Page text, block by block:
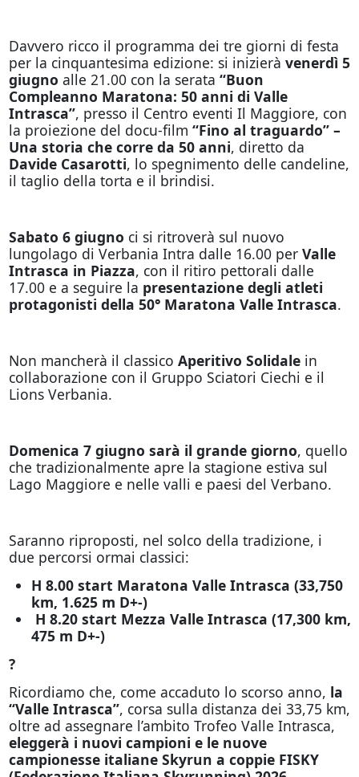
Davvero ricco il programma dei tre giorni di festa
per la cinquantesima edizione: si inizierà venerdì 5
giugno alle 21.00 con la serata “Buon
Compleanno Maratona: 50 anni di Valle
Intrasca”, presso il Centro eventi Il Maggiore, con
la proiezione del docu-film “Fino al traguardo” –
Una storia che corre da 50 anni, diretto da
Davide Casarotti, lo spegnimento delle candeline,
il taglio della torta e il brindisi.
Sabato 6 giugno ci si ritroverà sul nuovo
lungolago di Verbania Intra dalle 16.00 per Valle
Intrasca in Piazza, con il ritiro pettorali dalle
17.00 e a seguire la presentazione degli atleti
protagonisti della 50° Maratona Valle Intrasca.
Non mancherà il classico Aperitivo Solidalein
collaborazione con il Gruppo Sciatori Ciechi e il
Lions Verbania.
Domenica 7 giugno sarà il grande giorno, quello
che tradizionalmente apre la stagione estiva sul
Lago Maggiore e nelle valli e paesi del Verbano.
Saranno riproposti, nel solco della tradizione, i
due percorsi ormai classici:
H 8.00 start Maratona Valle Intrasca (33,750
km, 1.625 m D+-)
H 8.20 start Mezza Valle Intrasca (17,300 km,
475 m D+-)
?
Ricordiamo che, come accaduto lo scorso anno, la
“Valle Intrasca”, corsa sulla distanza dei 33,75 km,
oltre ad assegnare l’ambito Trofeo Valle Intrasca,
eleggerà i nuovi campioni e le nuove
campionesse italiane Skyrun a coppie FISKY